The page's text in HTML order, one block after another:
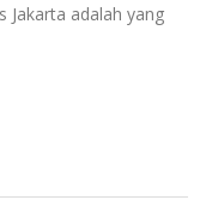
Jakarta adalah yang